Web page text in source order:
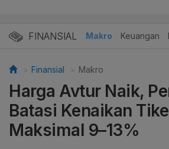
FINANSIAL Makro Keuangan
Finansial Makro
Harga Avtur Naik,
Batasi Kenaikan
Maksimal 9–13%